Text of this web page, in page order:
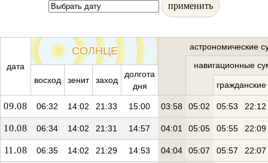
применить
дата
СОЛНЦЕ
астрономические
навигационные
восход
зенит заход
долгота
дня
гражданские
09.08 06:32 14:02 21:33 15:00 03:58 05:02 05:53 22:12
10.08 06:34 14:02 21:31 14:57 04:01 05:05 05:55 22:09
11.08 06:35 14:02 21:29 14:53 04:04 05:07 05:57 22:07